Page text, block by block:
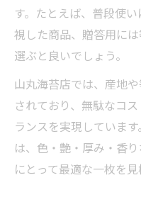
す。たとえば、普段使
視した商品、贈答用に
選ぶと良いでしょう。
山丸海苔店では、産地
されており、無駄なコ
ランスを実現していま
は、色・艶・厚み・香
にとって最適な一枚を見